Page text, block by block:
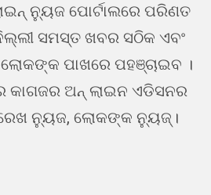
ନ୍ୟୁଜ ପୋର୍ଟାଲରେ ପରିଣତ
ସମସ୍ତ ଖବର ସଠିକ ଏବଂ
ପାଖରେ ପହଞ୍ଚାଇବ ।
କାଗଜର ଅନ୍ ଲାଇନ ଏଡିସନର
ନ୍ୟୁଜ, ଲୋକଙ୍କ ନ୍ୟୁଜ୍।